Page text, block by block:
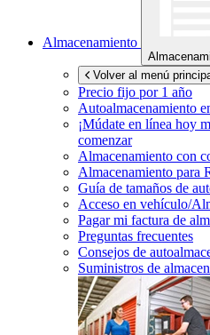
Almacenamiento
Volver al menú
Precio fijo por 1 año
Autoalmacenamiento
¡Múdate en línea hoy
comenzar
Almacenamiento con
Almacenamiento para
Guía de tamaños de
Acceso en vehículo/
Pagar mi factura de
Preguntas frecuentes
Consejos de
Suministros de